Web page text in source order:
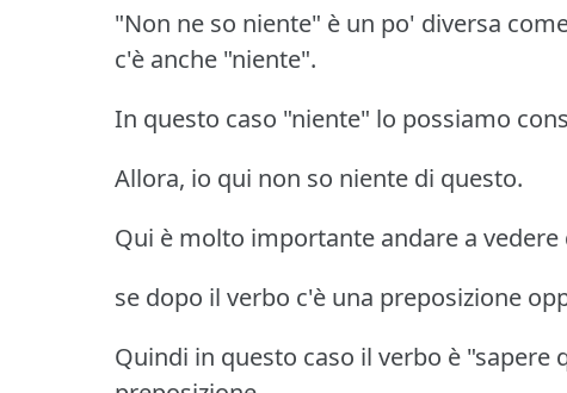
"Non ne so niente" è un po' diversa
c'è anche "niente".
In questo caso "niente" lo possiamo
Allora, io qui non so niente di questo.
Qui è molto importante andare a
se dopo il verbo c'è una preposizione
Quindi in questo caso il verbo è "sapere